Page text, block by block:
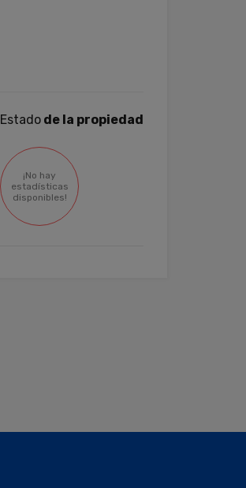
Estado de la propiedad
¡No hay
estadísticas
disponibles!